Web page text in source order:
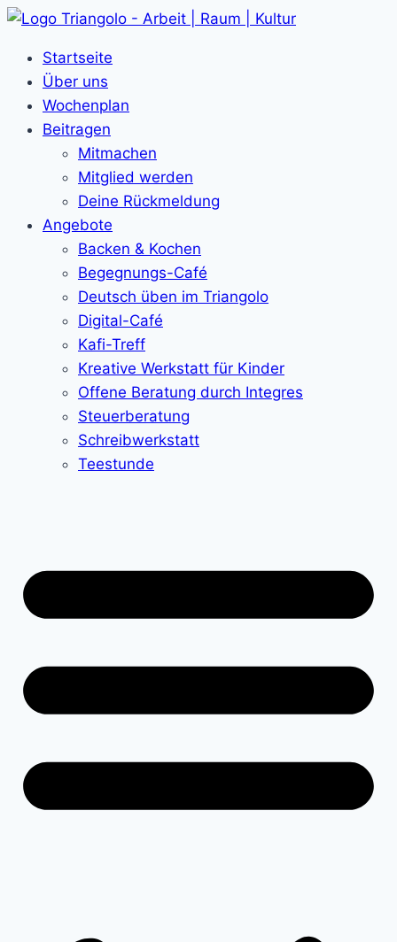
Zum
springenStartseite
Über uns
Wochenplan
Beitragen
Mitmachen
Mitglied werden
Deine Rückmeldung
Angebote
Backen & Kochen
Begegnungs-Café
Deutsch üben im Triangolo
Digital-Café
Kafi-Treff
Kreative Werkstatt für Kinder
Offene Beratung durch Integres
Steuerberatung
Schreibwerkstatt
Teestunde